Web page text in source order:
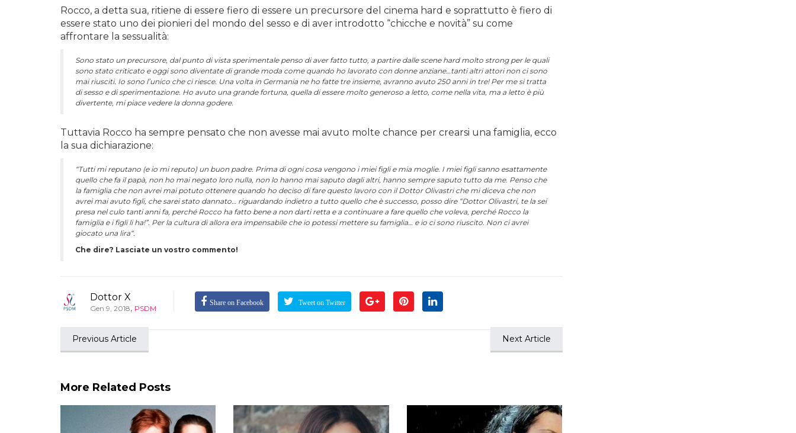
Rocco, a detta sua, ritiene di essere fiero di essere un precursore del cinema hard e soprattutto è fiero di
essere stato uno dei pionieri del mondo del sesso e di aver introdotto “chicche e novità” su come
affrontare la sessualità:
Sono stato un precursore, dal punto di vista sperimentale penso di aver fatto tutto, a partire dalle scene hard molto strong per le quali
sono stato criticato e oggi sono diventate di grande moda come quando ho lavorato con donne anziane…tanti altri attori non ci sono
mai riusciti. Io sono l’unico che ci riesce. Una volta in Germania ne ho fatte tre insieme, avranno avuto 250 anni in tre! Per me si tratta
di sesso e di sperimentazione. Ho avuto una grande fortuna, quella di essere molto generoso a letto, come nella vita, ma a letto è più
divertente, mi piace vedere la donna godere.
Tuttavia Rocco ha sempre pensato che non avesse mai avuto molte chance per crearsi una famiglia, ecco
la sua dichiarazione:
“Tutti mi reputano (e io mi reputo) un buon padre. Prima di ogni cosa vengono i miei figli e mia moglie. I miei figli sanno esattamente
quello che fa il papà, non ho mai negato loro nulla, non lo hanno mai saputo dagli altri, hanno sempre saputo tutto da me. Penso che
la famiglia che non avrei mai potuto ottenere quando ho deciso di fare questo lavoro con il Dottor Olivastri che mi diceva che non
avrei mai avuto figli, che sarei stato dannato… riguardando indietro a tutto quello che è successo, posso dire “Dottor Olivastri, te la sei
presa nel culo tanti anni fa, perché Rocco ha fatto bene a non darti retta e a continuare a fare quello che voleva, perché Rocco la
famiglia e i figli li ha!”. Per la cultura di allora era impensabile che io potessi mettere su famiglia… e io ci sono riuscito. Non ci avrei
giocato una lira“.
Che dire? Lasciate un vostro commento!
Dottor X
Gen 9, 2018, PSDM
Share on Facebook Tweet on Twitter
Previous Article Next Article
More Related Posts